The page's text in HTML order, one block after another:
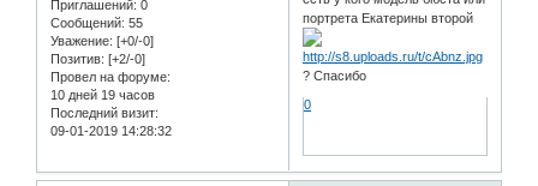
Приглашений: 0
Сообщений: 55
Уважение: [+0/-0]
Позитив: [+2/-0]
Провел на форуме:
10 дней 19 часов
Последний визит:
09-01-2019 14:28:32
портрета Екатерины второй
? Спасибо
0